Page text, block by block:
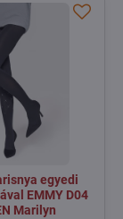
egyedi
EMMY D04
Marilyn